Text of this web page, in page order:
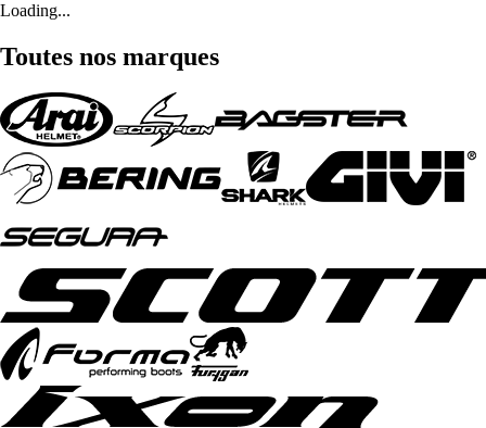
Loading...
Toutes nos marques